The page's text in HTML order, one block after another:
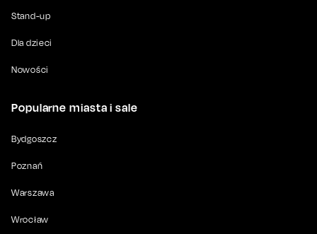
Stand-up
Dla dzieci
Nowości
Popularne miasta i sale
Bydgoszcz
Poznań
Warszawa
Wrocław